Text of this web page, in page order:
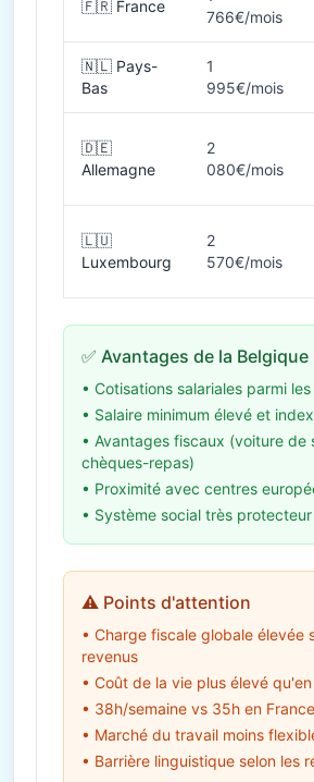
🇫🇷 France
766€/mois
🇳🇱 Pays-
Bas
1
995€/mois
🇩🇪
Allemagne
2
080€/mois
🇱🇺
Luxembourg
2
570€/mois
✅ Avantages de la Belgique
• Cotisations salariales parmi
• Salaire minimum élevé et
• Avantages fiscaux (voiture de
chèques-repas)
• Proximité avec centres
• Système social très protecteur
⚠️ Points d'attention
• Charge fiscale globale élevée
revenus
• Coût de la vie plus élevé
• 38h/semaine vs 35h en France
• Marché du travail moins
• Barrière linguistique selon les